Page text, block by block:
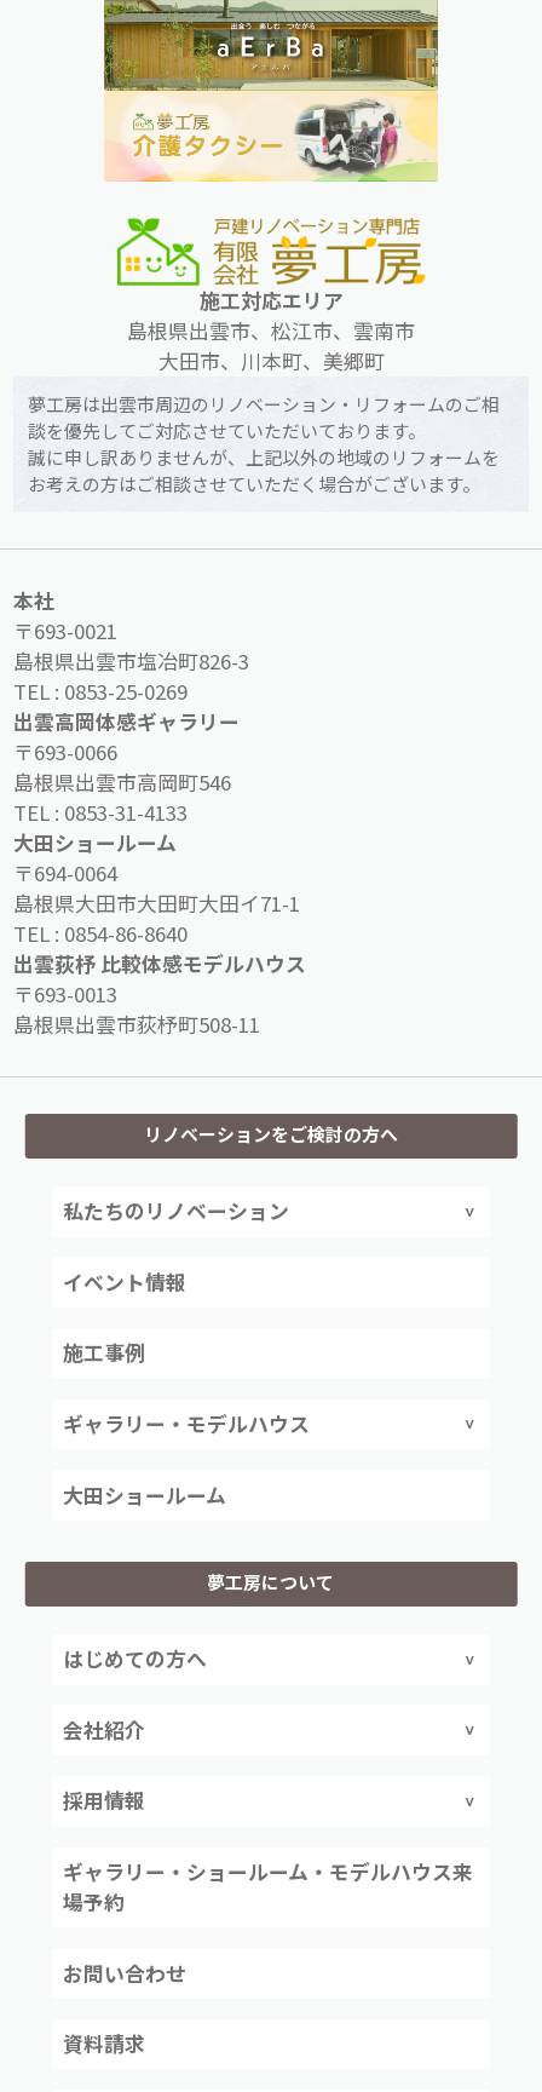
施工対応エリア
島根県出雲市、松江市、雲南市
大田市、川本町、美郷町
夢工房は出雲市周辺のリノベーション・リフォームのご相
談を優先してご対応させていただいております。
誠に申し訳ありませんが、上記以外の地域のリフォームを
お考えの方はご相談させていただく場合がございます。
本社
〒693-0021
島根県出雲市塩冶町826-3
TEL : 0853-25-0269
出雲高岡体感ギャラリー
〒693-0066
島根県出雲市高岡町546
TEL : 0853-31-4133
大田ショールーム
〒694-0064
島根県大田市大田町大田イ71-1
TEL : 0854-86-8640
出雲荻杼 比較体感モデルハウス
〒693-0013
島根県出雲市荻杼町508-11
リノベーションをご検討の方へ
私たちのリノベーション
イベント情報
施工事例
ギャラリー・モデルハウス
大田ショールーム
夢工房について
はじめての方へ
会社紹介
採用情報
ギャラリー・ショールーム・モデルハウス来
場予約
お問い合わせ
資料請求